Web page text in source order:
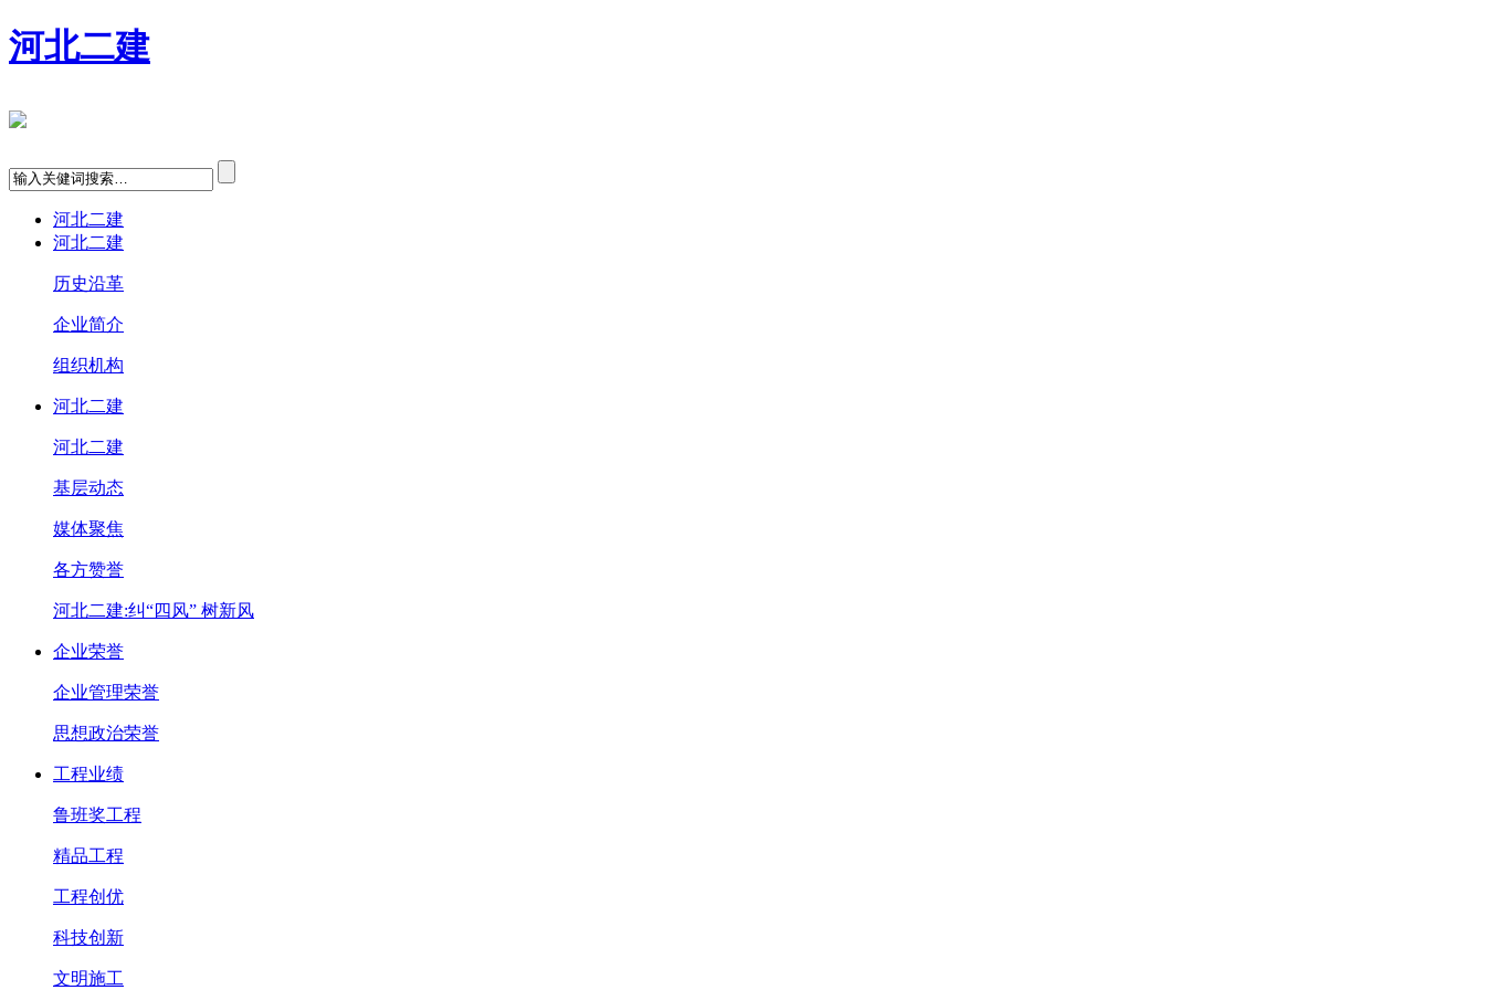
河北二建
河北二建
河北二建
历史沿革
企业简介
组织机构
河北二建
河北二建
基层动态
媒体聚焦
各方赞誉
河北二建:纠“四风” 树新风
企业荣誉
企业管理荣誉
思想政治荣誉
工程业绩
鲁班奖工程
精品工程
工程创优
科技创新
文明施工